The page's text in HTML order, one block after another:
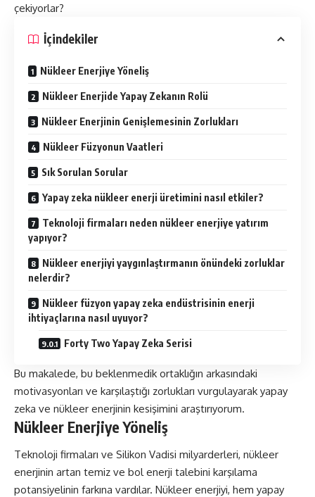
çekiyorlar?
İçindekiler
Nükleer Enerjiye Yöneliş
Nükleer Enerjide Yapay Zekanın Rolü
Nükleer Enerjinin Genişlemesinin Zorlukları
Nükleer Füzyonun Vaatleri
Sık Sorulan Sorular
Yapay zeka nükleer enerji üretimini nasıl etkiler?
Teknoloji firmaları neden nükleer enerjiye yatırım
yapıyor?
Nükleer enerjiyi yaygınlaştırmanın önündeki zorluklar
nelerdir?
Nükleer füzyon yapay zeka endüstrisinin enerji
ihtiyaçlarına nasıl uyuyor?
Forty Two Yapay Zeka Serisi
Bu makalede, bu beklenmedik ortaklığın arkasındaki
motivasyonları ve karşılaştığı zorlukları vurgulayarak yapay
zeka ve nükleer enerjinin kesişimini araştırıyorum.
Nükleer Enerjiye Yöneliş
Teknoloji firmaları ve Silikon Vadisi milyarderleri, nükleer
enerjinin artan temiz ve bol enerji talebini karşılama
potansiyelinin farkına vardılar. Nükleer enerjiyi, hem yapay